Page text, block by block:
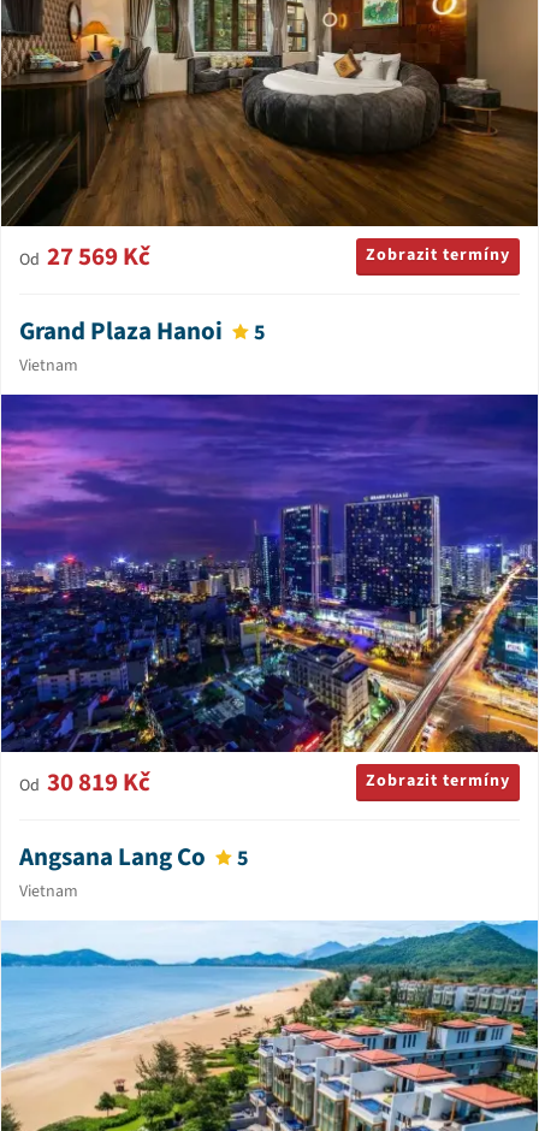
Od 27 569 Kč Zobrazit termíny
Grand Plaza Hanoi 5
Vietnam
Od 30 819 Kč Zobrazit termíny
Angsana Lang Co 5
Vietnam